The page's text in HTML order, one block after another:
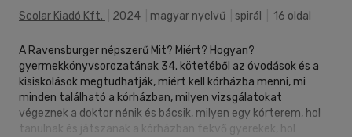
Scolar Kiadó Kft. 2024 magyar nyelvű spirál 16 oldal
A Ravensburger népszerű Mit? Miért? Hogyan?
gyermekkönyvsorozatának 34. kötetéből az óvodások és a
kisiskolások megtudhatják, miért kell kórházba menni, mi
minden található a kórházban, milyen vizsgálatokat
végeznek a doktor nénik és bácsik, milyen egy kórterem, hol
tanulnak és játszanak a kórházban fekvő gyerekek, hol